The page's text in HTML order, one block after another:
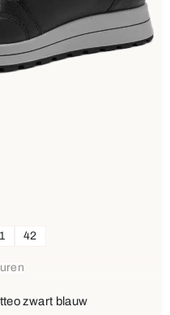
42
zwart blauw